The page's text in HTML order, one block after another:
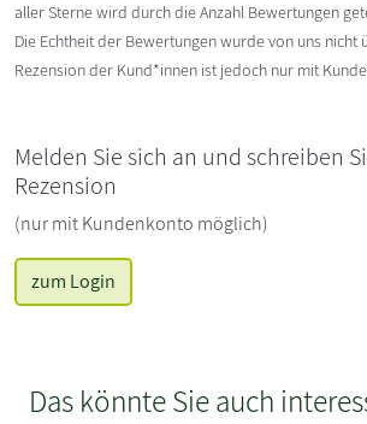
aller Sterne wird durch die Anzahl Bewertungen
Die Echtheit der Bewertungen wurde von uns nicht
Rezension der Kund*innen ist jedoch nur mit
Melden Sie sich an und schreiben
Rezension
(nur mit Kundenkonto möglich)
zum Login
Das könnte Sie auch